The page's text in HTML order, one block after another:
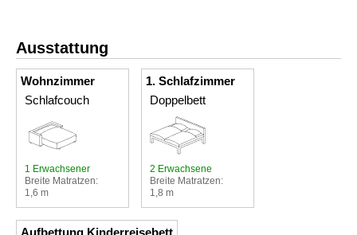
Ausstattung
Wohnzimmer
Schlafcouch
1 Erwachsener
Breite Matratzen:
1,6 m
1. Schlafzimmer
Doppelbett
2 Erwachsene
Breite Matratzen:
1,8 m